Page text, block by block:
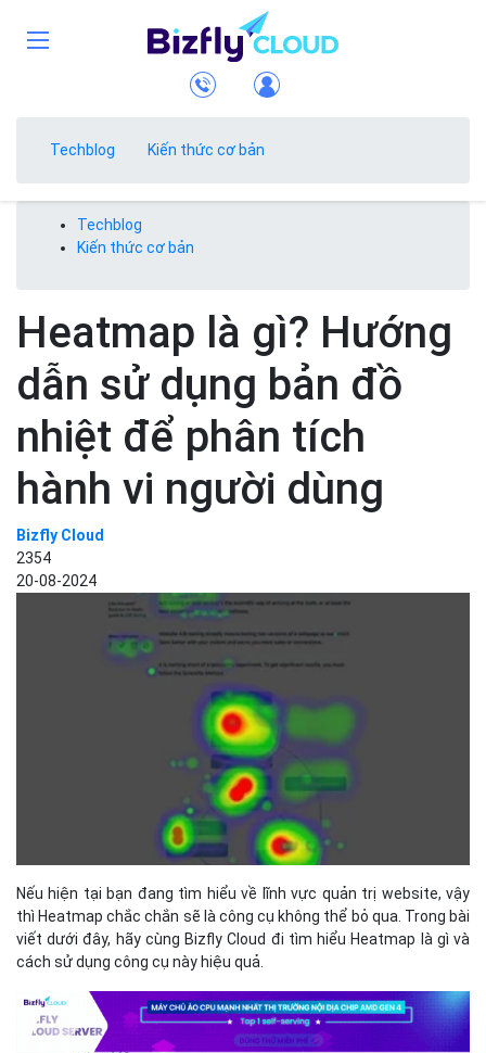
Techblog Kiến thức cơ bản
Techblog
Kiến thức cơ bản
Heatmap là gì? Hướng
dẫn sử dụng bản đồ
nhiệt để phân tích
hành vi người dùng
Bizfly Cloud
2354
20-08-2024
Nếu hiện tại bạn đang tìm hiểu về lĩnh vực quản trị website, vậy
thì Heatmap chắc chắn sẽ là công cụ không thể bỏ qua. Trong bài
viết dưới đây, hãy cùng Bizfly Cloud đi tìm hiểu Heatmap là gì và
cách sử dụng công cụ này hiệu quả.
Heatmap là gì?
Heatmap là dạng bản đồ nhiệt. Đây là bản đồ trực quan thể hiện
dữ liệu với màu sắc nhằm cho thấy mật độ dữ liệu ở những điểm
khác nhau trên một mặt phẳng. Màu sắc tại điểm đó nóng khi dữ
liệu tập trung tại một điểm, còn khi màu sắc càng lạnh thì sẽ
càng ít dữ liệu.